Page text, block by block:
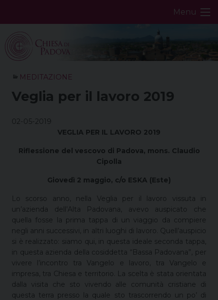
Menu
MEDITAZIONE
Veglia per il lavoro 2019
02-05-2019
VEGLIA PER IL LAVORO 2019
Riflessione del vescovo di Padova, mons. Claudio
Cipolla
Giovedì 2 maggio, c/o ESKA (Este)
Lo scorso anno, nella Veglia per il lavoro vissuta in
un’azienda dell’Alta Padovana, avevo auspicato che
quella fosse la prima tappa di un viaggio da compiere
negli anni successivi, in altri luoghi di lavoro. Quell’auspicio
si è realizzato: siamo qui, in questa ideale seconda tappa,
in questa azienda della cosiddetta “Bassa Padovana”, per
vivere l’incontro tra Vangelo e lavoro, tra Vangelo e
impresa, tra Chiesa e territorio. La scelta è stata orientata
dalla visita che sto vivendo alle comunità cristiane di
questa terra presso la quale sto trascorrendo un po’ di